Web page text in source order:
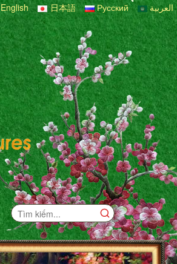
English 日本語 Русский العربية